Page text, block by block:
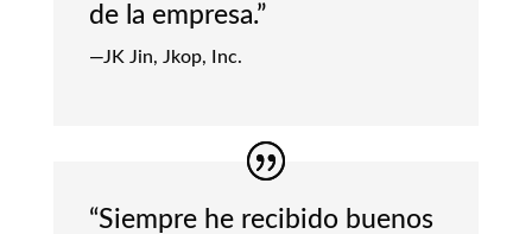
de la empresa.”
—JK Jin, Jkop, Inc.
“Siempre he recibido buenos